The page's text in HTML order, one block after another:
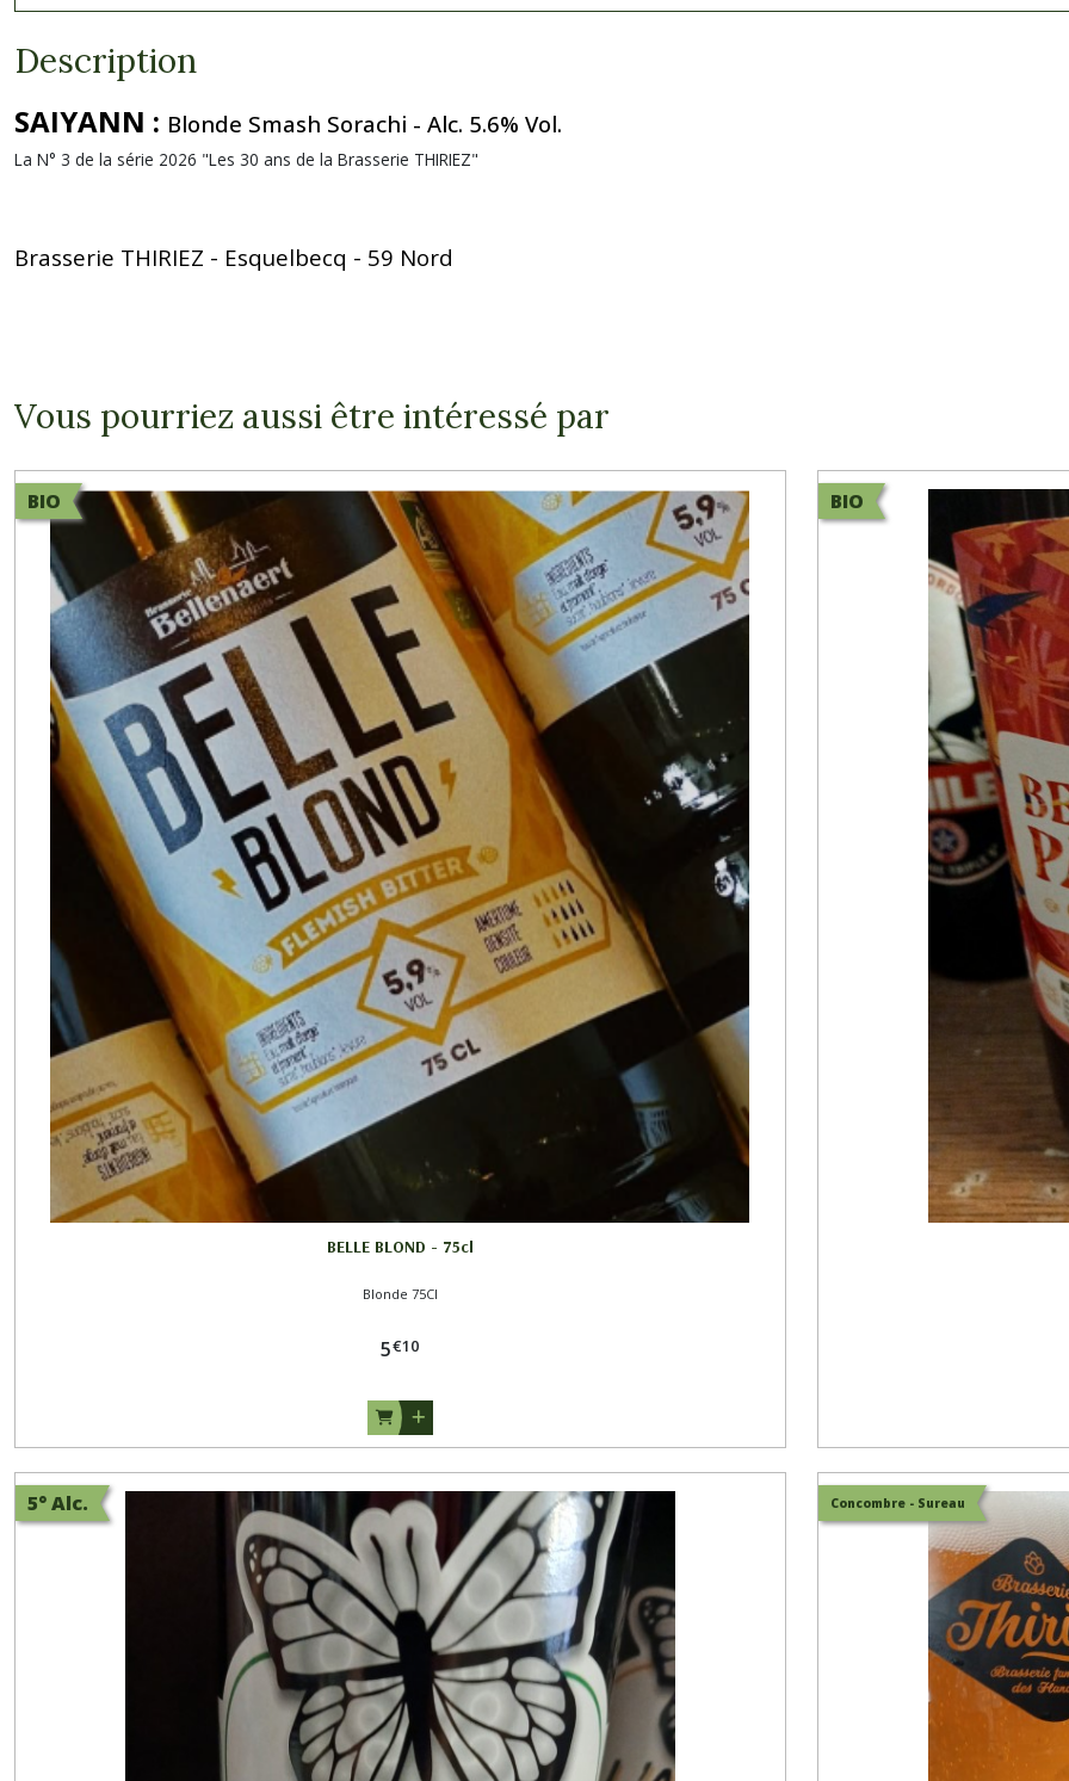
Description
SAIYANN : Blonde Smash Sorachi - Alc. 5.6% Vol.
La N° 3 de la série 2026 "Les 30 ans de la Brasserie THIRIEZ"
Brasserie THIRIEZ - Esquelbecq - 59 Nord
Vous pourriez aussi être intéressé par
BIO
BELLE BLOND - 75cl
Blonde 75Cl
5€10
BIO
5° Alc. Concombre - Sureau